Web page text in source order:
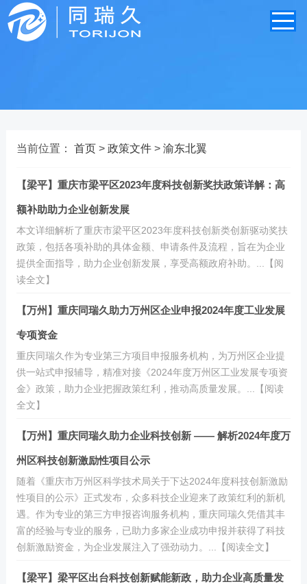
当前位置： 首页> 政策文件> 渝东北翼
【梁平】重庆市梁平区2023年度科技创新奖扶政策详解：高
额补助助力企业创新发展
本文详细解析了重庆市梁平区2023年度科技创新类创新驱动奖扶
政策，包括各项补助的具体金额、申请条件及流程，旨在为企业
提供全面指导，助力企业创新发展，享受高额政府补助。...【阅
读全文】
【万州】重庆同瑞久助力万州区企业申报2024年度工业发展
专项资金
重庆同瑞久作为专业第三方项目申报服务机构，为万州区企业提
供一站式申报辅导，精准对接《2024年度万州区工业发展专项资
金》政策，助力企业把握政策红利，推动高质量发展。...【阅读
全文】
【万州】重庆同瑞久助力企业科技创新 —— 解析2024年度万
州区科技创新激励性项目公示
随着《重庆市万州区科学技术局关于下达2024年度科技创新激励
性项目的公示》正式发布，众多科技企业迎来了政策红利的新机
遇。作为专业的第三方申报咨询服务机构，重庆同瑞久凭借其丰
富的经验与专业的服务，已助力多家企业成功申报并获得了科技
创新激励资金，为企业发展注入了强劲动力。...【阅读全文】
【梁平】梁平区出台科技创新赋能新政，助力企业高质量发